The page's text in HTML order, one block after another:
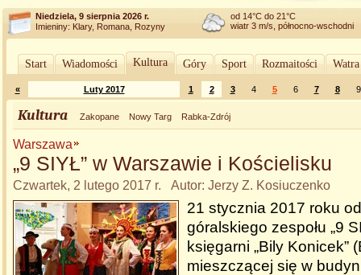
Niedziela, 9 sierpnia 2026 r.
Imieniny: Klary, Romana, Rozyny
od 14°C do 21°C
wiatr 3 m/s, północno-wschodni
Start Wiadomości Kultura Góry Sport Rozmaitości
« Luty 2017 1 2 3 4 5 6 7 8 9
Kultura Zakopane Nowy Targ Rabka-Zdrój
Warszawa
„9 SIYŁ” w Warszawie i Kościelisku
Czwartek, 2 lutego 2017 r. Autor: Jerzy Z. Kosiuczenko
21 stycznia 2017 roku
góralskiego zespołu „9
księgarni „Bily Konicek”
mieszczącej się w